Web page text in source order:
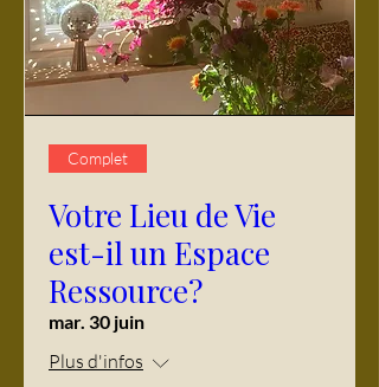
Complet
Votre Lieu de Vie
est-il un Espace
Ressource?
mar. 30 juin
Plus d'infos